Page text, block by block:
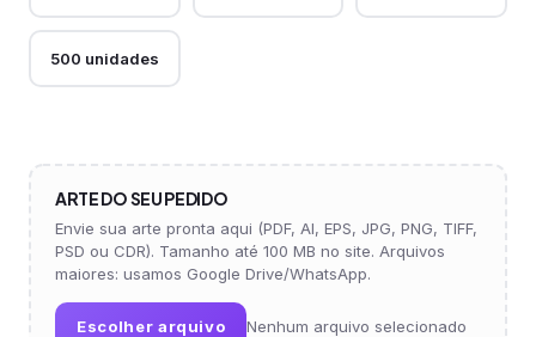
500 unidades
ARTE DO SEU PEDIDO
Envie sua arte pronta aqui (PDF, AI, EPS, JPG, PNG, TIFF,
PSD ou CDR). Tamanho até 100 MB no site. Arquivos
maiores: usamos Google Drive/WhatsApp.
Escolher arquivo Nenhum arquivo selecionado